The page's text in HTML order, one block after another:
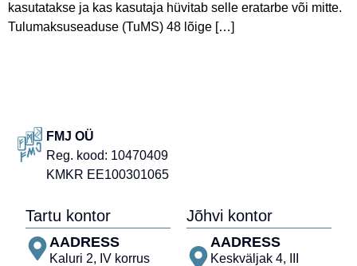
kasutatakse ja kas kasutaja hüvitab selle eratarbe või mitte.
Tulumaksuseaduse (TuMS) 48 lõige […]
FMJ OÜ
Reg. kood: 10470409
KMKR EE100301065
Tartu kontor
AADRESS
Kaluri 2, IV korrus
Jõhvi kontor
AADRESS
Keskväljak 4, III